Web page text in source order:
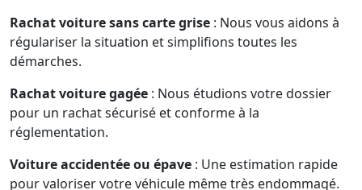
Rachat voiture sans carte grise : Nous vous aidons à
régulariser la situation et simplifions toutes les
démarches.
Rachat voiture gagée : Nous étudions votre dossier
pour un rachat sécurisé et conforme à la
réglementation.
Voiture accidentée ou épave : Une estimation rapide
pour valoriser votre véhicule même très endommagé.